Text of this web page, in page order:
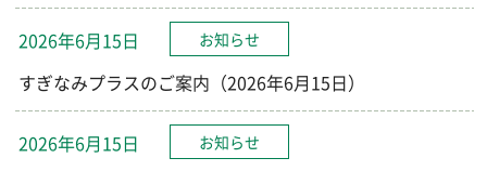
2026年6月15日 お知らせ
すぎなみプラスのご案内（2026年6月15日）
2026年6月15日 お知らせ